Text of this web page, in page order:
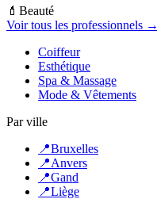
💄 Beauté
Voir tous les professionnels →
Coiffeur
Esthétique
Spa & Massage
Mode & Vêtements
Par ville
📍Bruxelles
📍Anvers
📍Gand
📍Liège